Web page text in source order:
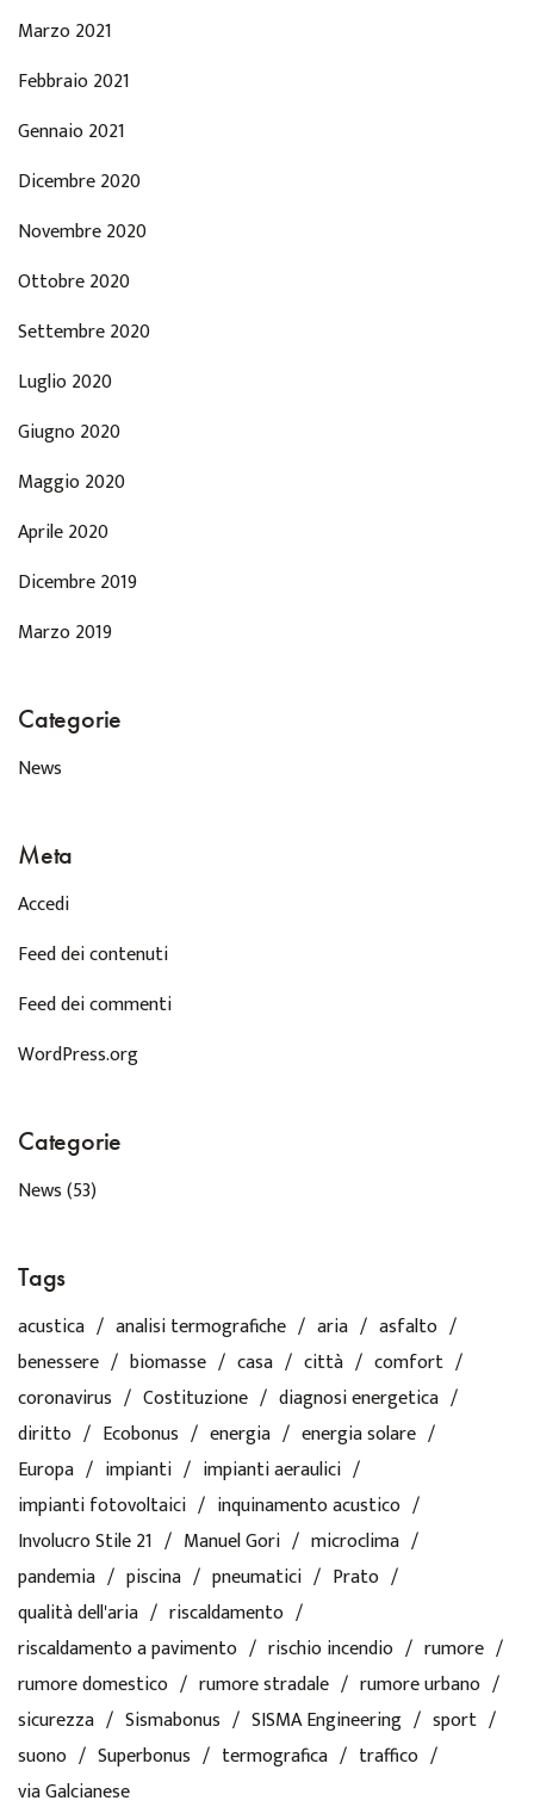
Marzo 2021
Febbraio 2021
Gennaio 2021
Dicembre 2020
Novembre 2020
Ottobre 2020
Settembre 2020
Luglio 2020
Giugno 2020
Maggio 2020
Aprile 2020
Dicembre 2019
Marzo 2019
Categorie
News
Meta
Accedi
Feed dei contenuti
Feed dei commenti
WordPress.org
Categorie
News(53)
Tags
acustica analisi termografiche aria
asfalto
benessere
biomasse casa città
comfort
coronavirus
Costituzione
diagnosi energetica
diritto
Ecobonus energia
energia solare
Europa
impianti
impianti aeraulici
impianti fotovoltaici
inquinamento acustico
Involucro Stile 21
Manuel Gori
microclima
pandemia
piscina pneumatici
Prato
qualità dell'aria
riscaldamento
riscaldamento a pavimento
rischio incendio
rumore
rumore domestico
rumore stradale
rumore urbano
sicurezza
Sismabonus SISMA Engineering
sport
suono
Superbonus termografica
traffico
via Galcianese